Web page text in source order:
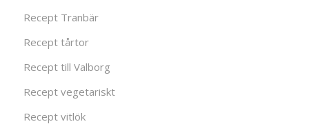
Recept Tranbär
Recept tårtor
Recept till Valborg
Recept vegetariskt
Recept vitlök